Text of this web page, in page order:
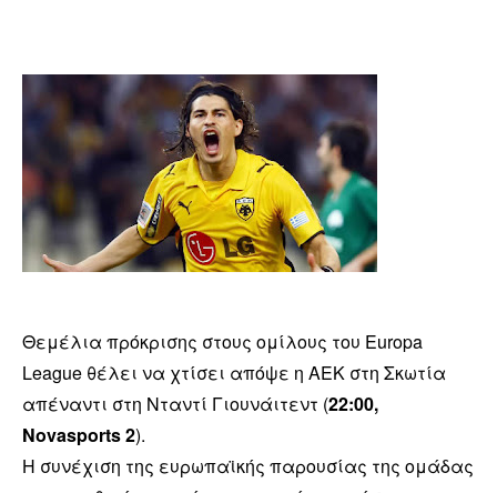
Θεμέλια πρόκρισης στους ομίλους του Europa
League θέλει να χτίσει απόψε η ΑΕΚ στη Σκωτία
απέναντι στη Νταντί Γιουνάιτεντ (22:00,
Novasports 2).
Η συνέχιση της ευρωπαϊκής παρουσίας της ομάδας